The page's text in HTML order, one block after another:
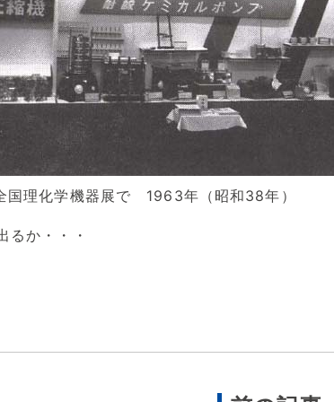
国理化学機器展で 1963年（昭和38年）
るか・・・